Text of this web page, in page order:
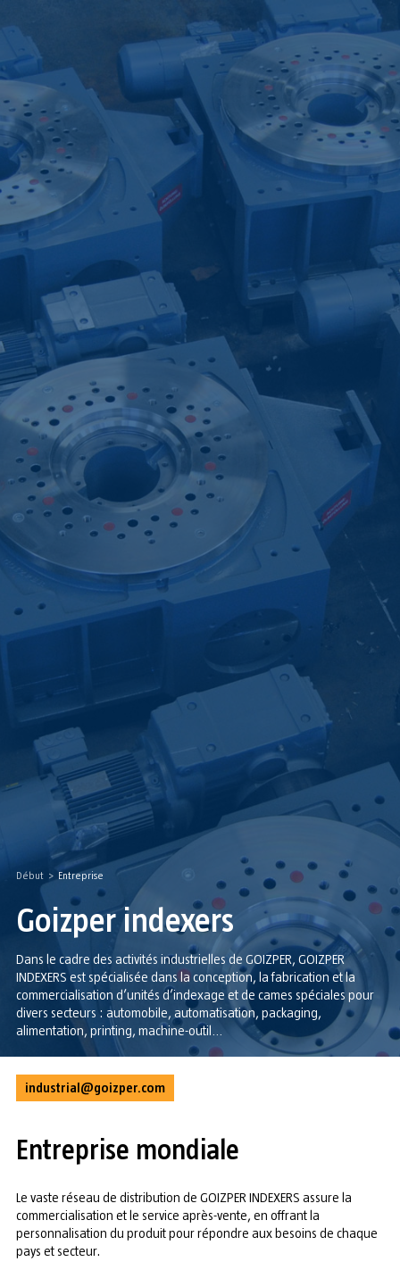
Début > Entreprise
Goizper indexers
Dans le cadre des activités industrielles de GOIZPER, GOIZPER
INDEXERS est spécialisée dans la conception, la fabrication et la
commercialisation d’unités d’indexage et de cames spéciales pour
divers secteurs : automobile, automatisation, packaging,
alimentation, printing, machine-outil…
industrial@goizper.com
Entreprise mondiale
Le vaste réseau de distribution de GOIZPER INDEXERS assure la
commercialisation et le service après-vente, en offrant la
personnalisation du produit pour répondre aux besoins de chaque
pays et secteur.